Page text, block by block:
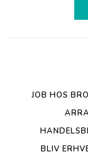
JOB HOS
BLIV